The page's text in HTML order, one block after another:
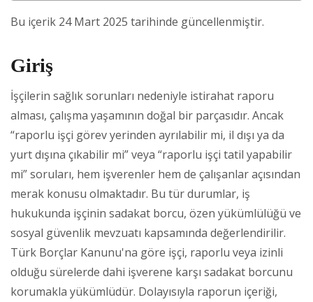
Bu içerik 24 Mart 2025 tarihinde güncellenmiştir.
Giriş
İşçilerin sağlık sorunları nedeniyle istirahat raporu
alması, çalışma yaşamının doğal bir parçasıdır. Ancak
“raporlu işçi görev yerinden ayrılabilir mi, il dışı ya da
yurt dışına çıkabilir mi” veya “raporlu işçi tatil yapabilir
mi” soruları, hem işverenler hem de çalışanlar açısından
merak konusu olmaktadır. Bu tür durumlar, iş
hukukunda işçinin sadakat borcu, özen yükümlülüğü ve
sosyal güvenlik mevzuatı kapsamında değerlendirilir.
Türk Borçlar Kanunu'na göre işçi, raporlu veya izinli
olduğu sürelerde dahi işverene karşı sadakat borcunu
korumakla yükümlüdür. Dolayısıyla raporun içeriği,